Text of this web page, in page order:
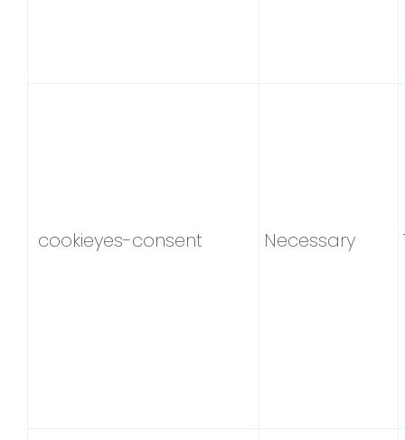
cookieyes-consent Necessary